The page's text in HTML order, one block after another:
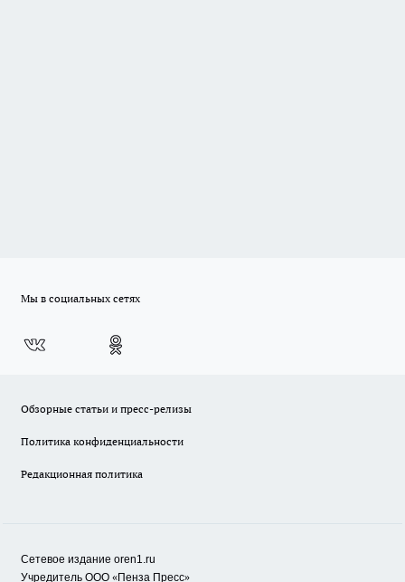
Мы в социальных сетях
Обзорные статьи и пресс-релизы
Политика конфиденциальности
Редакционная политика
Сетевое издание oren1.ru
Учредитель ООО «Пенза Пресс»